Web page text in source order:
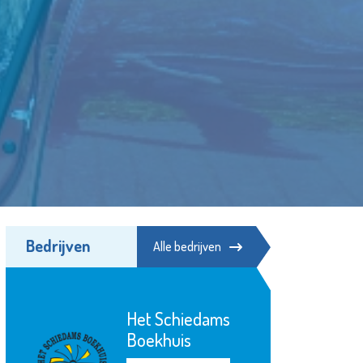
Bedrijven Alle bedrijven
Poppodium De